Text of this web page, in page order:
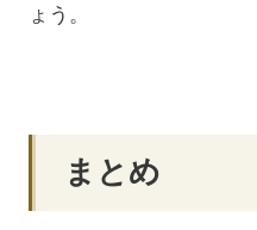
ょう。
まとめ